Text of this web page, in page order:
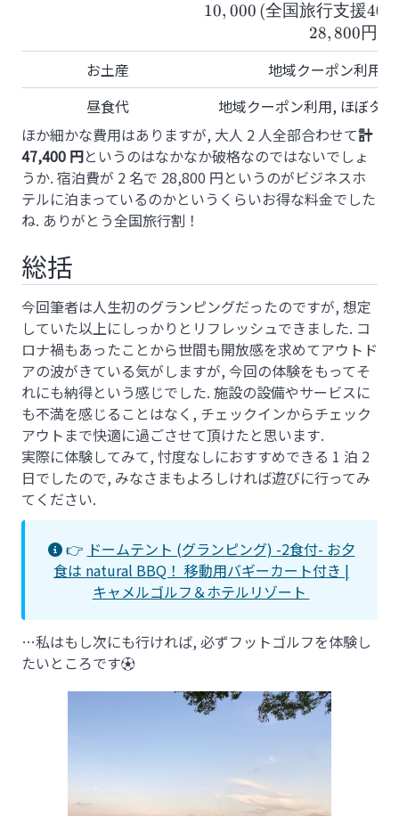
援
10, 000 (全国旅行支援40%
28,800円
お土産
地域クーポン利用,
昼食代
地域クーポン利用, ほぼタ
ほか細かな費用はありますが, 大人 2 人全部合わせて計
47,400 円というのはなかなか破格なのではないでしょ
うか. 宿泊費が 2 名で 28,800 円というのがビジネスホ
テルに泊まっているのかというくらいお得な料金でした
ね. ありがとう全国旅行割！
総括
今回筆者は人生初のグランピングだったのですが, 想定
していた以上にしっかりとリフレッシュできました. コ
ロナ禍もあったことから世間も開放感を求めてアウトド
アの波がきている気がしますが, 今回の体験をもってそ
れにも納得という感じでした. 施設の設備やサービスに
も不満を感じることはなく, チェックインからチェック
アウトまで快適に過ごさせて頂けたと思います.
実際に体験してみて, 忖度なしにおすすめできる 1 泊 2
日でしたので, みなさまもよろしければ遊びに行ってみ
てください.
👉 ドームテント (グランピング) -2食付- お夕
食は natural BBQ！ 移動用バギーカート付き |
キャメルゴルフ＆ホテルリゾート
…私はもし次にも行ければ, 必ずフットゴルフを体験し
たいところです⚽